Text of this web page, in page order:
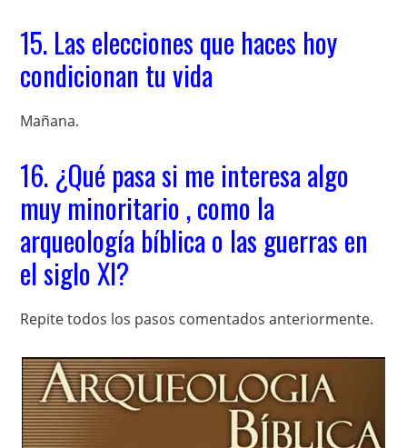
15. Las elecciones que haces hoy
condicionan tu vida
Mañana.
16. ¿Qué pasa si me interesa algo
muy minoritario , como la
arqueología bíblica o las guerras en
el siglo XI?
Repite todos los pasos comentados anteriormente.